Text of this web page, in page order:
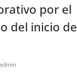
por el
del inicio